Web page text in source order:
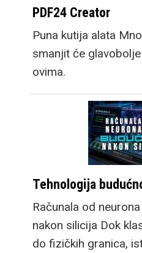
PDF24 Creator
Puna kutija alata
smanjit će
ovima.
Tehnologija
Računala od
nakon silicija Dok
do fizičkih granica,